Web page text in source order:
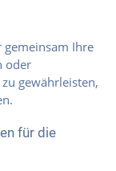
Ihre
oder
gewährleisten,
für die